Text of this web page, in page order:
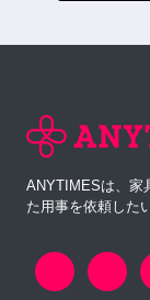
ANYTIMESは、家
た用事を依頼した